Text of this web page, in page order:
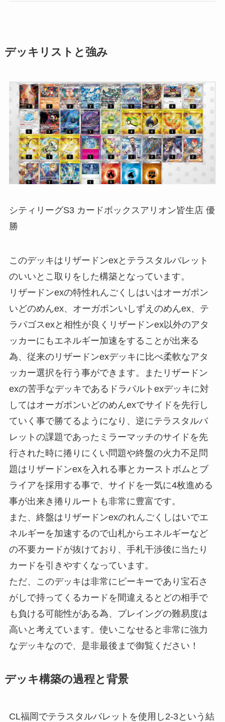
デッキリストと強み
シティリーグS3 カードボックスアリオン皆生店 優
勝
このデッキはリザードンexとテラスタルバレット
のいいとこ取りをした構築となっています。
リザードンexの特性れんごくしはいはオーガポン
いどのめんex、オーガポンいしずえのめんex、テ
ラパゴスexと相性が良くリザードンex以外のアタ
ッカーにもエネルギー加速をすることが出来る
為、従来のリザードンexデッキに比べ柔軟なアタ
ッカー選択を行う事ができます。またリザードン
exの苦手なデッキであるドラパルトexデッキに対
してはオーガポンいどのめんexでサイドを先行し
ていく事で勝てるようになり、逆にテラスタルバ
レットの課題であったミラーマッチのサイドを先
行された時に捲りにくい問題や終盤の火力不足問
題はリザードンexを入れる事とカーストボムとブ
ライアを採用する事で、サイドを一気に4枚進める
事が出来き捲りルートも非常に豊富です。
また、終盤はリザードンexのれんごくしはいでエ
ネルギーを加速するので山札からエネルギーなど
の不要カードが抜けており、手札干渉後に当たり
カードを引きやすくなっています。
ただ、このデッキは非常にピーキーであり宝石さ
がしで持ってくるカードを間違えるとどの相手で
も負ける可能性がある為、プレイングの難易度は
高いと考えています。使いこなせると非常に強力
なデッキなので、是非最後まで御覧ください！
デッキ構築の過程と背景
CL福岡でテラスタルバレットを使用し2-3という結